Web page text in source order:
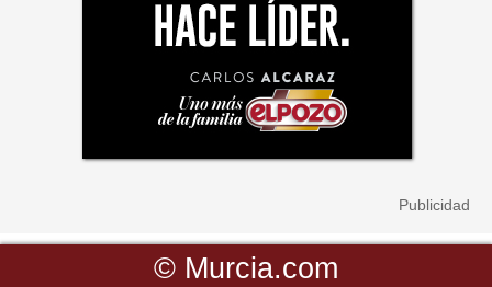
© Murcia.com